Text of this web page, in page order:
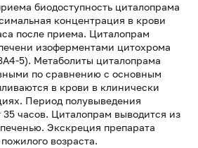
биодоступность циталопрама
концентрация в крови
после приема. Циталопрам
изоферментами цитохрома
5). Метаболиты циталопрама
по сравнению с основным
в крови в клинически
Период полувыведения
35 часов. Циталопрам выводится из
Экскреция препарата
возраста.